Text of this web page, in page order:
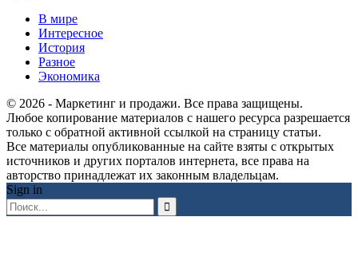
В мире
Интересное
История
Разное
Экономика
© 2026 - Маркетинг и продажи. Все права защищены.
Любое копирование материалов с нашего ресурса разрешается
только с обратной активной ссылкой на страницу статьи.
Все материалы опубликованные на сайте взяты с открытых
источников и других порталов интернета, все права на
авторство принадлежат их законным владельцам.
Sign in